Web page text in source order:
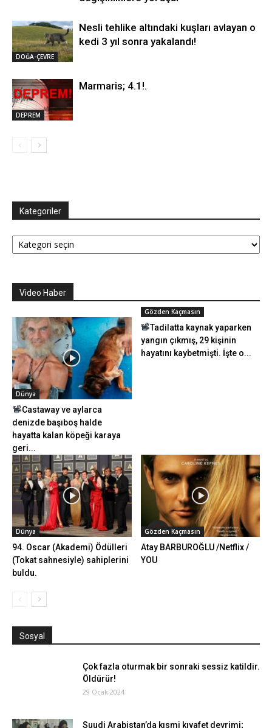
DOĞA-ÇEVRE
Nesli tehlike altındaki kuşları avlayan o
kedi 3 yıl sonra yakalandı!
DEPREM
Marmaris; 4.1!.
Kategoriler
Kategoriler
Video Haber
Dünya
Castaway ve aylarca
denizde başıboş halde
hayatta kalan köpeği karaya
geri...
Gözden Kaçmasın
Tadilatta kaynak yaparken
yangın çıkmış, 29 kişinin
hayatını kaybetmişti. İşte o...
Dünya
94. Oscar (Akademi) Ödülleri
(Tokat sahnesiyle) sahiplerini
buldu.
Gözden Kaçmasın
Atay BARBUROĞLU /Netflix /
YOU
Sosyal
Çok fazla oturmak bir sonraki sessiz katildir.
Öldürür!
29 Ocak 2024
Suudi Arabistan’da kısmi kıyafet devrimi;